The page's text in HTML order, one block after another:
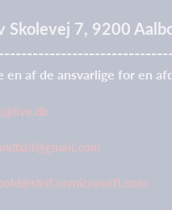
Skolevej 7, 9200
af de ansvarlige for en